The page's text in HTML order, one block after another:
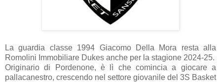
La guardia classe 1994 Giacomo Della Mora resta alla
Romolini Immobiliare Dukes anche per la stagione 2024-25.
Originario di Pordenone, è lì che comincia a giocare a
pallacanestro, crescendo nel settore giovanile del 3S Basket